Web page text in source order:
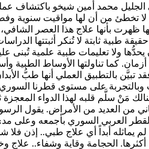
محمد أمين شيخو باكتشاف
تخطئ من أن لها مواقيت سنوية
ظهرت بأنها علاج هذا العصر
طبية ثابتة لا تُنكر أثبتتها
يحدُّها ولا تعليمات طبية علمية
كما تناولتها الأوساط الطبية
تبيَّن بالتطبيق العملي أنها طبُّ
وبالتجربة على مستوى قطرنا
مَنْ سلَّم قلبه لهذا الدواء
من العديد من الأمراض. يقول
القطر العربي السوري بأجمعه
لم يماثله أبداً أي علاج طبي.. إذن
وما أكثرها. الحجامة وقاية